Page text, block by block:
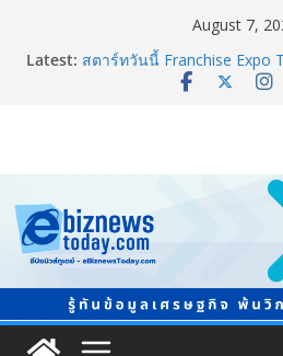
August 7,
Latest: สตาร์ทวันนี้ Franchise Expo
ทัพธุรกิจ&แฟรนไชส์ ซัพพลาย
นิทรรศการยกระดับ…ความเ
Guangzhou Yinghao
พร้อมรับอนาคต
TCMA จับมือแคนาดา ดันเทค
แรกในไทย ปูทางอุตสาหกร
8.8 “ซูเลียน” รวมพลังนักธุรกิ
แห่งปี พบ CEO “ดร.ปิยะวัฒน์
พร้อมฟรีคอนเสิร์ต “โชค รถแห่”